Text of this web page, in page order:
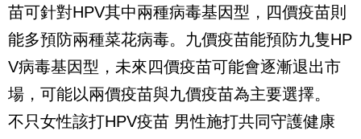
苗可針對HPV其中兩種病毒基因型，四價疫苗則
能多預防兩種菜花病毒。九價疫苗能預防九隻HP
V病毒基因型，未來四價疫苗可能會逐漸退出市
場，可能以兩價疫苗與九價疫苗為主要選擇。
不只女性該打HPV疫苗 男性施打共同守護健康